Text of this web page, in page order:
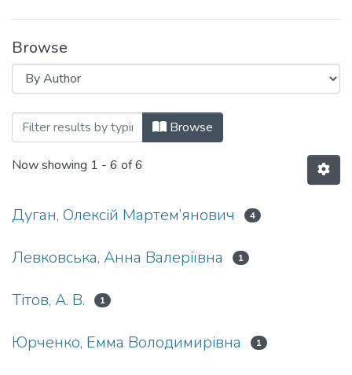
Browse
Browsing Матеріали конференцій,
Browse
Now showing 1 - 6 of 6
Дуган, Олексій Мартем’янович 4
Левковська, Анна Валеріївна 1
Тітов, А. В. 1
Юрченко, Емма Володимирівна 1